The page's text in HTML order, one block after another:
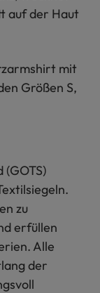
auf der Haut
mit
Größen S,
zu
erfüllen
Alle
der